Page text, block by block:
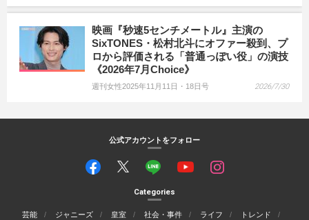
映画『秒速5センチメートル』主演の
SixTONES・松村北斗にオファー殺到、プ
ロから評価される「普通っぽい役」の演技
《2026年7月Choice》
週刊女性2025年11月11日・18日号 2026/7/30
公式アカウントをフォロー
Categories
芸能 ジャニーズ 皇室 社会・事件 ライフ
トレンド